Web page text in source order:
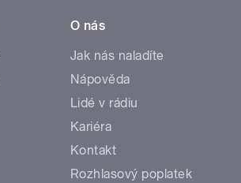
O nás
Jak nás naladíte
Nápověda
Lidé v rádiu
Kariéra
Kontakt
Rozhlasový poplatek